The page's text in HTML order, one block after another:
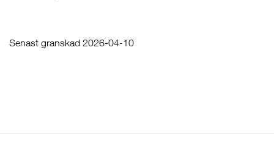
Senast granskad 2026-04-10